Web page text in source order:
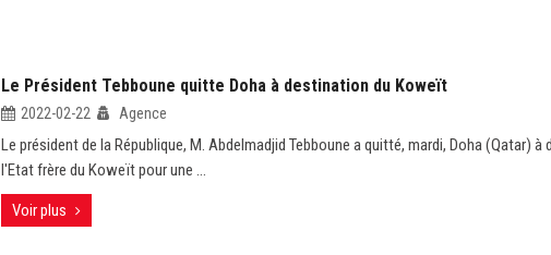
Le Président Tebboune quitte Doha à destination du Koweït
2022-02-22 Agence
Le président de la République, M. Abdelmadjid Tebboune a quitté, mardi, Doha (Qatar) à
l'Etat frère du Koweït pour une ...
Voir plus